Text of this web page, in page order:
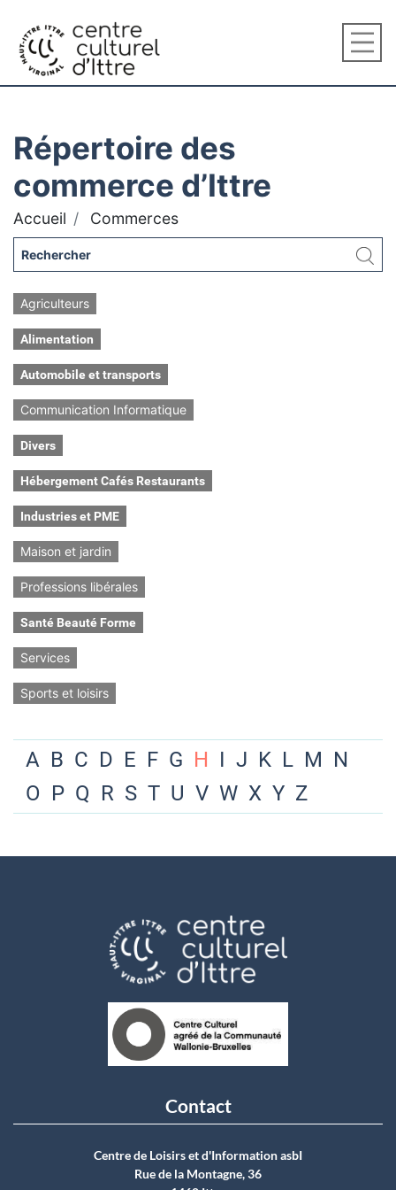
Répertoire des
commerce d’Ittre
Accueil Commerces
Agriculteurs
Alimentation
Automobile et transports
Communication Informatique
Divers
Hébergement Cafés Restaurants
Industries et PME
Maison et jardin
Professions libérales
Santé Beauté Forme
Services
Sports et loisirs
A B C D E F G H I J K L M N
O P Q R S T U V W X Y Z
Contact
Centre de Loisirs et d'Information asbI
Rue de la Montagne, 36